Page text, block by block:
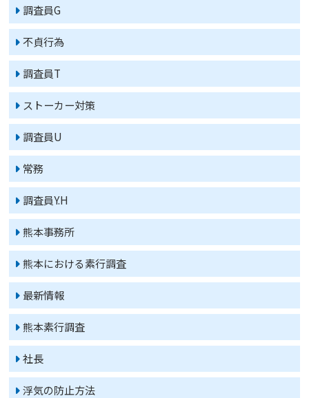
調査員G
不貞行為
調査員T
ストーカー対策
調査員U
常務
調査員Y.H
熊本事務所
熊本における素行調査
最新情報
熊本素行調査
社長
浮気の防止方法